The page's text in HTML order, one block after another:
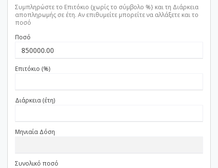
Συμπληρώστε το Επιτόκιο (χωρίς το σύμβολο %} και τη Διάρκεια
αποπληρωμής σε έτη. Αν επιθυμείτε μπορείτε να αλλάξετε και το
ποσό
Ποσό
Επιτόκιο (%)
Διάρκεια (έτη)
Μηνιαία Δόση
Συνολικό ποσό